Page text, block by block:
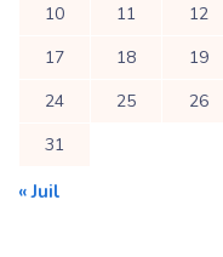
10
11 12
17
18 19
24
25 26
31
« Juil